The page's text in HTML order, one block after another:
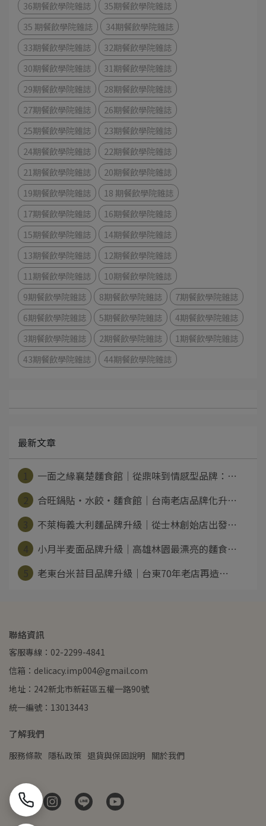
36期餐飲學院雜誌
35期餐飲學院雜誌
35 期餐飲學院雜誌
34期餐飲學院雜誌
33期餐飲學院雜誌
32期餐飲學院雜誌
30期餐飲學院雜誌
31期餐飲學院雜誌
29期餐飲學院雜誌
28期餐飲學院雜誌
27期餐飲學院雜誌
26期餐飲學院雜誌
25期餐飲學院雜誌
23期餐飲學院雜誌
24期餐飲學院雜誌
22期餐飲學院雜誌
21期餐飲學院雜誌
20期餐飲學院雜誌
19期餐飲學院雜誌
18 期餐飲學院雜誌
17期餐飲學院雜誌
16期餐飲學院雜誌
15期餐飲學院雜誌
14期餐飲學院雜誌
13期餐飲學院雜誌
12期餐飲學院雜誌
11期餐飲學院雜誌
10期餐飲學院雜誌
9期餐飲學院雜誌
8期餐飲學院雜誌
7期餐飲學院雜誌
6期餐飲學院雜誌
5期餐飲學院雜誌
4期餐飲學院雜誌
3期餐飲學院雜誌
2期餐飲學院雜誌
1期餐飲學院雜誌
43期餐飲學院雜誌
44期餐飲學院雜誌
最新文章
一面之緣襄楚麵食館｜從鼎味到情感型品牌：⋯
合旺鍋貼・水餃・麵食館｜台南老店品牌化升⋯
不萊梅義大利麵品牌升級｜從士林創始店出發⋯
小月半麦面品牌升級｜高雄林園最漂亮的麵食⋯
老東台米苔目品牌升級｜台東70年老店再造⋯
聯絡資訊
客服專線：02-2299-4841
信箱：delicacy.imp004@gmail.com
地址：242新北市新莊區五權一路90號
統一編號：13013443
了解我們
服務條款 隱私政策 退貨與保固說明 關於我們